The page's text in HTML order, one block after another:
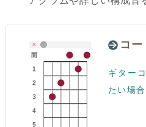
コ
ギター
たい場